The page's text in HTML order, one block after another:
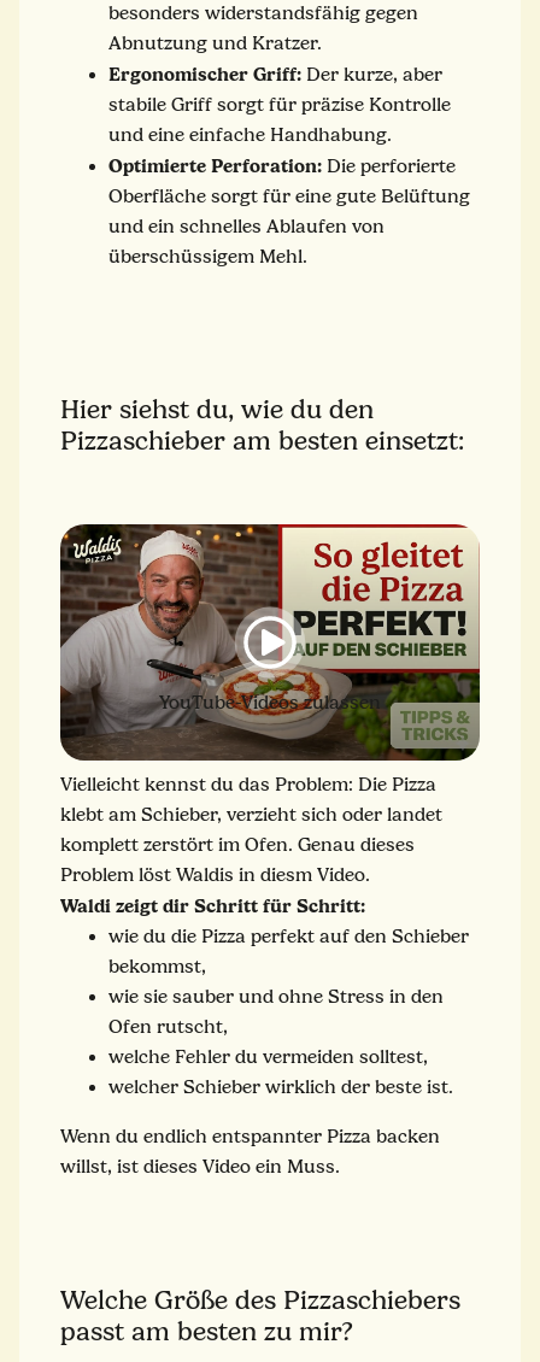
besonders widerstandsfähig gegen
Abnutzung und Kratzer.
Ergonomischer Griff: Der kurze, aber
stabile Griff sorgt für präzise Kontrolle
und eine einfache Handhabung.
Optimierte Perforation: Die perforierte
Oberfläche sorgt für eine gute Belüftung
und ein schnelles Ablaufen von
überschüssigem Mehl.
Hier siehst du, wie du den
Pizzaschieber am besten einsetzt:
YouTube-Videos zulassen
Vielleicht kennst du das Problem: Die Pizza
klebt am Schieber, verzieht sich oder landet
komplett zerstört im Ofen. Genau dieses
Problem löst Waldis in diesm Video.
Waldi zeigt dir Schritt für Schritt:
wie du die Pizza perfekt auf den Schieber
bekommst,
wie sie sauber und ohne Stress in den
Ofen rutscht,
welche Fehler du vermeiden solltest,
welcher Schieber wirklich der beste ist.
Wenn du endlich entspannter Pizza backen
willst, ist dieses Video ein Muss.
Welche Größe des Pizzaschiebers
passt am besten zu mir?